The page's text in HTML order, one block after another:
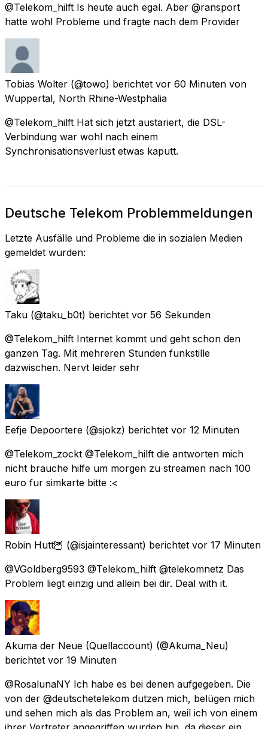
@Telekom_hilft Is heute auch egal. Aber @ransport
hatte wohl Probleme und fragte nach dem Provider
Tobias Wolter (@towo) berichtet vor 60 Minuten von
Wuppertal, North Rhine-Westphalia
@Telekom_hilft Hat sich jetzt austariert, die DSL-
Verbindung war wohl nach einem
Synchronisationsverlust etwas kaputt.
Deutsche Telekom Problemmeldungen
Letzte Ausfälle und Probleme die in sozialen Medien
gemeldet wurden:
Taku (@taku_b0t) berichtet vor 56 Sekunden
@Telekom_hilft Internet kommt und geht schon den
ganzen Tag. Mit mehreren Stunden funkstille
dazwischen. Nervt leider sehr
Eefje Depoortere (@sjokz) berichtet vor 12 Minuten
@Telekom_zockt @Telekom_hilft die antworten mich
nicht brauche hilfe um morgen zu streamen nach 100
euro fur simkarte bitte :<
Robin Hutt🦉 (@isjainteressant) berichtet vor 17 Minuten
@VGoldberg9593 @Telekom_hilft @telekomnetz Das
Problem liegt einzig und allein bei dir. Deal with it.
Akuma der Neue (Quellaccount) (@Akuma_Neu)
berichtet vor 19 Minuten
@RosalunaNY Ich habe es bei denen aufgegeben. Die
von der @deutschetelekom dutzen mich, belügen mich
und sehen mich als das Problem an, weil ich von einem